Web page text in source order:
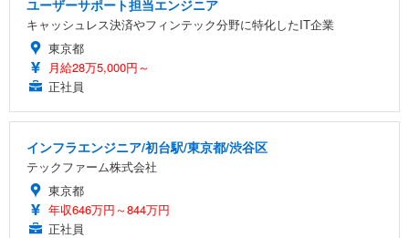
ユーザーサポート担当エンジニア
キャッシュレス決済やフィンテック分野に特化したIT企業
東京都
月給28万5,000円～
正社員
インフラエンジニア/初台駅/東京都/渋谷区
テックファーム株式会社
東京都
年収646万円～844万円
正社員